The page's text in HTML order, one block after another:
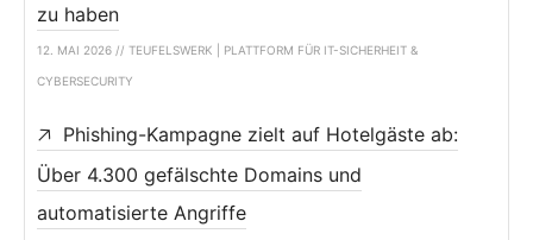
zu haben
12. MAI 2026 // TEUFELSWERK | PLATTFORM FÜR IT-SICHERHEIT &
CYBERSECURITY
Phishing-Kampagne zielt auf Hotelgäste ab:
Über 4.300 gefälschte Domains und
automatisierte Angriffe